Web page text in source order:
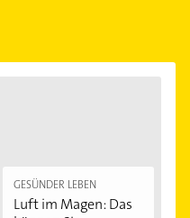
GESÜNDER LEBEN
Luft im Magen: Das